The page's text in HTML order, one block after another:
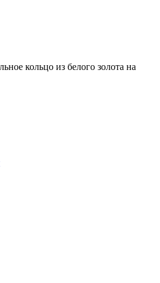
кольцо из белого золота на